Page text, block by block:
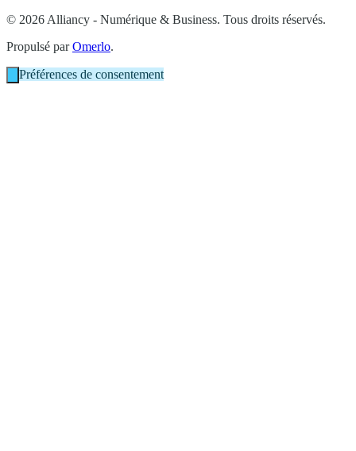
© 2026 Alliancy - Numérique & Business. Tous droits réservés.
Propulsé parOmerlo.
Préférences de consentement